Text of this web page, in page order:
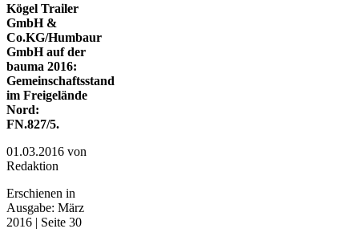
Kögel Trailer
GmbH &
Co.KG/Humbaur
GmbH auf der
bauma 2016:
Gemeinschaftsstand
im Freigelände
Nord:
FN.827/5.
01.03.2016 von
Redaktion
Erschienen in
Ausgabe: März
2016 | Seite 30